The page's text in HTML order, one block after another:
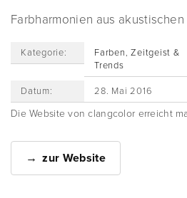
Farbharmonien aus
Kategorie: Farben,Zeitgeist &
Trends
Datum: 28. Mai 2016
Die Website von clangcolor erreicht
zur Website